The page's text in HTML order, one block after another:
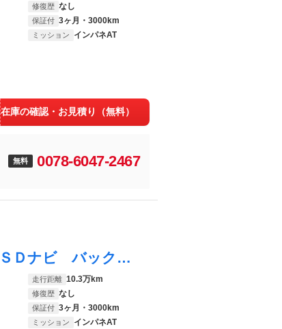
修復歴 なし
保証付 3ヶ月・3000km
ミッション インパネAT
在庫の確認・お見積り（無料）
無料 0078-6047-2467
Ｎ－ＢＯＸ Ｇ・Ｌホンダセンシング 禁煙車 ＳＤナビ バックカメラ アダプティブクルーズコントロール パワースライドドア シートヒーター 横滑り防止装置 ＥＴＣ 車線逸脱警報 ＬＥＤヘッド スマートキー
走行距離 10.3万km
修復歴 なし
保証付 3ヶ月・3000km
ミッション インパネAT